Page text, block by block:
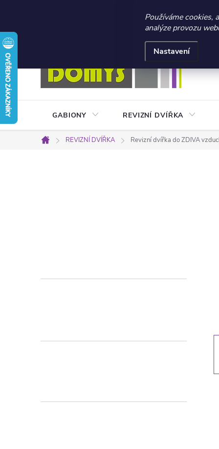
☀️ LETNÍ AKCE
Používáme cookies,
analýze provozu
Nastavení
Přejít
na
obsah
Obchodní podmínky
GABIONY REVIZNÍ DVÍŘKA
Domů
REVIZNÍ DVÍŘKA Revizní dvířka do ZDIVA
r
p